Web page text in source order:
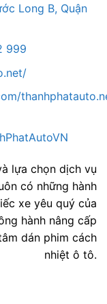
Long B, Quận
999
lựa chọn dịch vụ
có những hành
xe yêu quý của
hành nâng cấp
dán phim cách
nhiệt ô tô.